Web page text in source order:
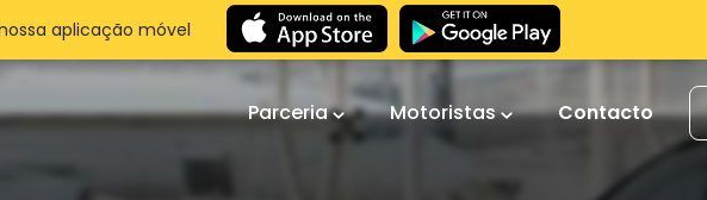
Parceria Motoristas Contacto
aplicação móvel